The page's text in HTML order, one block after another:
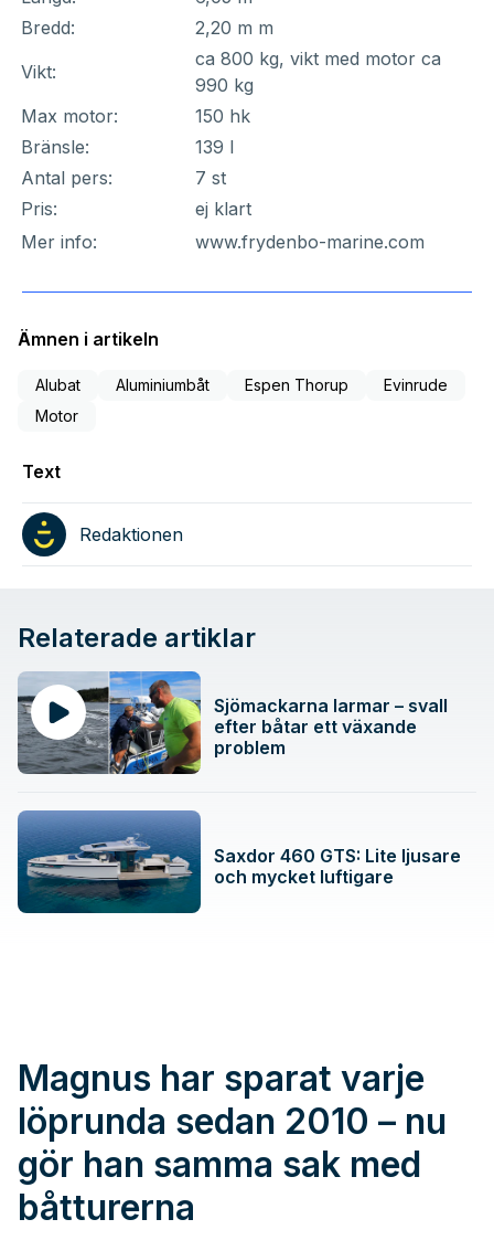
Bredd:
2,20 m m
Vikt:
ca 800 kg, vikt med motor ca
990 kg
Max motor:
150 hk
Bränsle:
139 l
Antal pers:
7 st
Pris:
ej klart
Mer info:
www.frydenbo-marine.com
Ämnen i artikeln
Alubat Aluminiumbåt Espen Thorup
Evinrude
Motor
Text
Redaktionen
Relaterade artiklar
Sjömackarna larmar – svall
efter båtar ett växande
problem
Saxdor 460 GTS: Lite ljusare
och mycket luftigare
Magnus har sparat varje
löprunda sedan 2010 – nu
gör han samma sak med
båtturerna